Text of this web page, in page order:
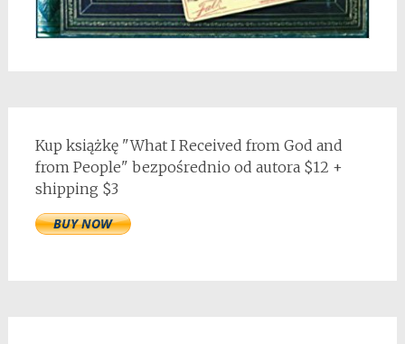
Kup książkę "What I Received from God and
from People" bezpośrednio od autora $12 +
shipping $3